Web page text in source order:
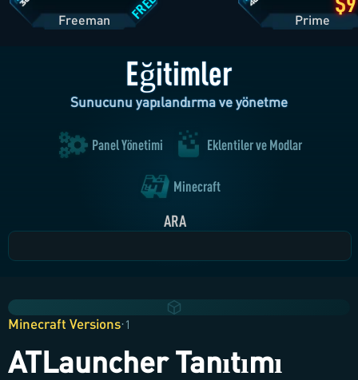
Eğitimler
Sunucunu yapılandırma ve yönetme
Panel Yönetimi Eklentiler ve Modlar
Minecraft
ARA
Minecraft Versions·1
ATLauncher Tanıtımı